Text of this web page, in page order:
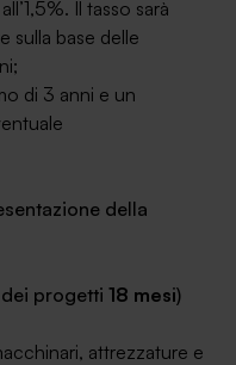
Il tasso sarà
sulla base delle
di 3 anni e un
della
progetti 18 mesi)
attrezzature e